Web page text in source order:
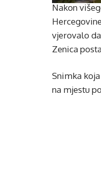
Nakon
vjerovalo
Zenica
Snimka
na mjestu